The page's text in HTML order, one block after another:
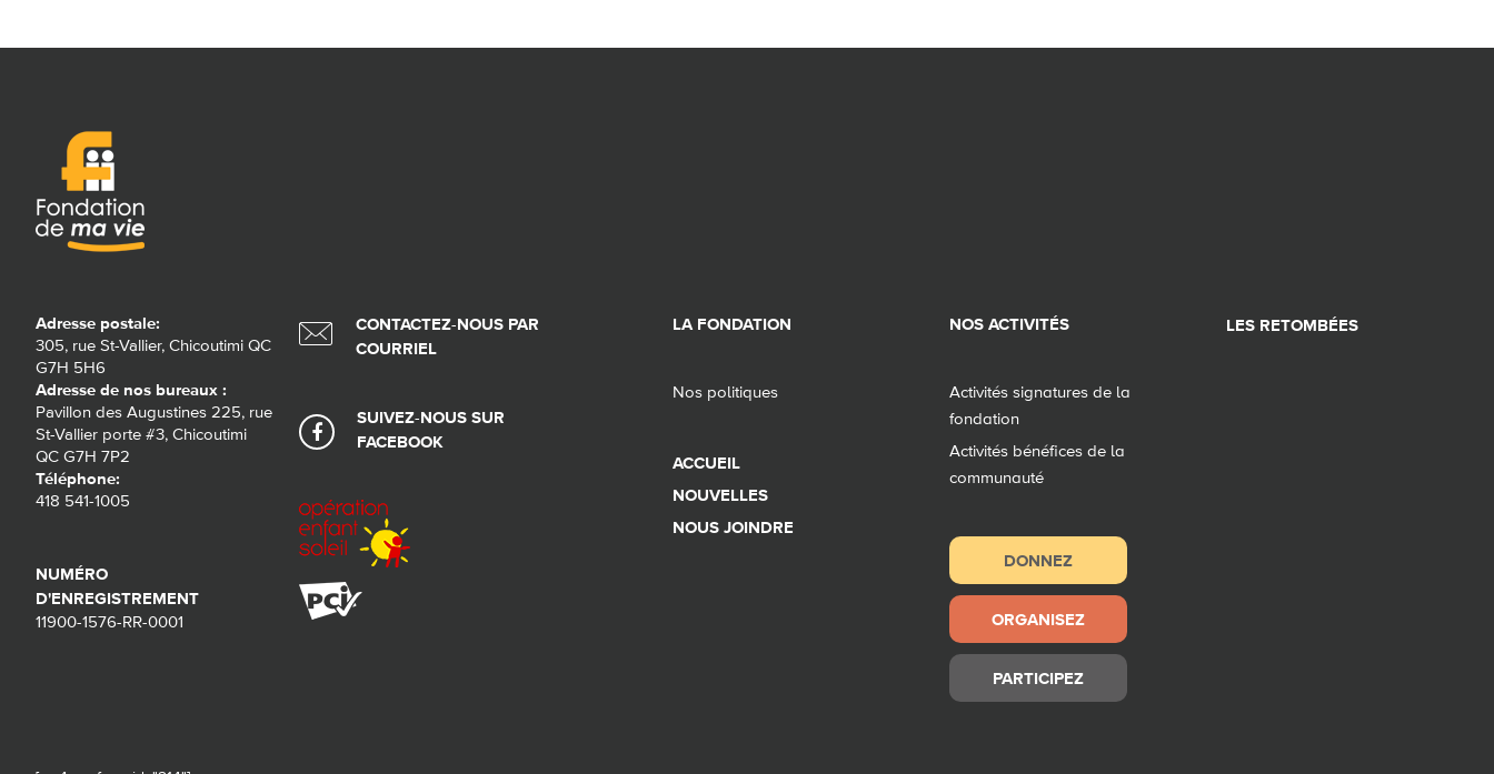
Adresse postale:
305, rue St-Vallier, Chicoutimi QC
G7H 5H6
Adresse de nos bureaux :
Pavillon des Augustines 225, rue
St-Vallier porte #3, Chicoutimi
QC G7H 7P2
Téléphone:
418 541-1005
NUMÉRO
D'ENREGISTREMENT
11900-1576-RR-0001
CONTACTEZ-NOUS PAR
COURRIEL
SUIVEZ-NOUS SUR
FACEBOOK
LA FONDATION
Nos politiques
ACCUEIL
NOUVELLES
NOUS JOINDRE
NOS ACTIVITÉS
Activités signatures de la
fondation
Activités bénéfices de la
communauté
DONNEZ
ORGANISEZ
PARTICIPEZ
LES RETOMBÉES